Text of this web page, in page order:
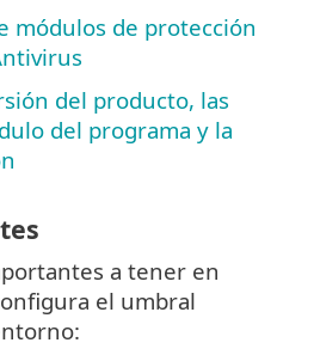
módulos de protección
del producto, las
del programa y la
a tener en
el umbral